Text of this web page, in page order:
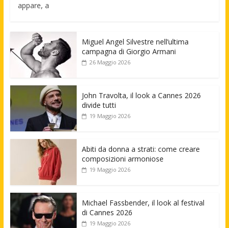
appare, a
Miguel Angel Silvestre nell’ultima
campagna di Giorgio Armani
26 Maggio 2026
John Travolta, il look a Cannes 2026
divide tutti
19 Maggio 2026
Abiti da donna a strati: come creare
composizioni armoniose
19 Maggio 2026
Michael Fassbender, il look al festival
di Cannes 2026
19 Maggio 2026